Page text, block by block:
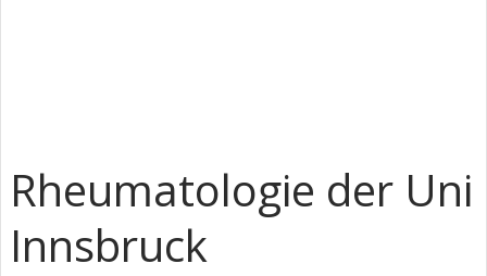
Rheumatologie der Uni
Innsbruck